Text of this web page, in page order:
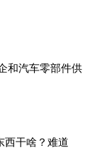
和汽车零部件供
西干啥？难道